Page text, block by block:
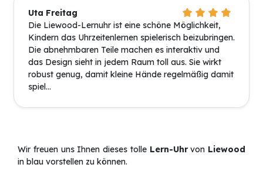
Uta Freitag
Die Liewood-Lernuhr ist eine schöne Möglichkeit,
Kindern das Uhrzeitenlernen spielerisch beizubringen.
Die abnehmbaren Teile machen es interaktiv und
das Design sieht in jedem Raum toll aus. Sie wirkt
robust genug, damit kleine Hände regelmäßig damit
spiel...
Wir freuen uns Ihnen dieses tolle Lern-Uhrvon Liewood
in blau vorstellen zu können.